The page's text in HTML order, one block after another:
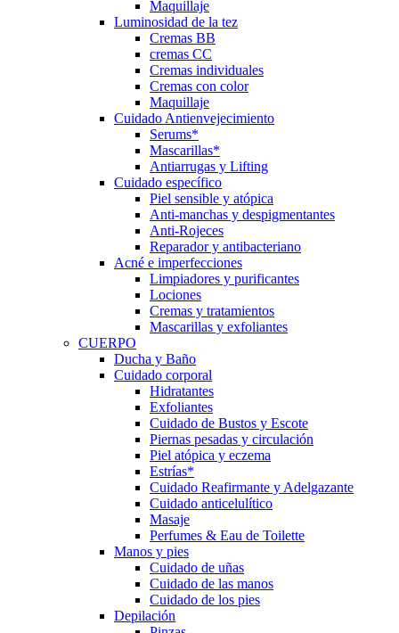
Maquillaje
Luminosidad de la tez
Cremas BB
cremas CC
Cremas individuales
Cremas con color
Maquillaje
Cuidado Antienvejecimiento
Serums*
Mascarillas*
Antiarrugas y Lifting
Cuidado específico
Piel sensible y atópica
Anti-manchas y despigmentantes
Anti-Rojeces
Reparador y antibacteriano
Acné e imperfecciones
Limpiadores y purificantes
Lociones
Cremas y tratamientos
Mascarillas y exfoliantes
CUERPO
Ducha y Baño
Cuidado corporal
Hidratantes
Exfoliantes
Cuidado de Bustos y Escote
Piernas pesadas y circulación
Piel atópica y eczema
Estrías*
Cuidado Reafirmante y Adelgazante
Cuidado anticelulítico
Masaje
Perfumes & Eau de Toilette
Manos y pies
Cuidado de uñas
Cuidado de las manos
Cuidado de los pies
Depilación